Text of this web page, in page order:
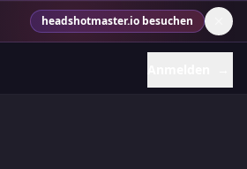
headshotmaster.io besuchen